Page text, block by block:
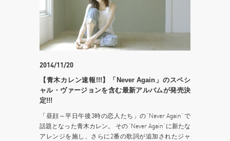
2014/11/20
【青木カレン速報!!!】「Never Again」のスペシ
ャル・ヴァージョンを含む最新アルバムが発売決
定!!!
「昼顔～平日午後3時の恋人たち」の”Never Again”で
話題となった青木カレン。 その”Never Again”に新たな
アレンジを施し、さらに2番の歌詞が追加されたジャ